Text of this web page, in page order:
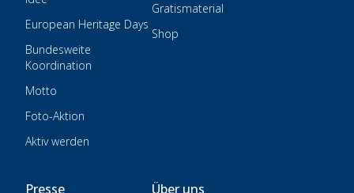
European Heritage Days
Bundesweite
Koordination
Motto
Foto-Aktion
Aktiv werden
Gratismaterial
Shop
Presse Über uns